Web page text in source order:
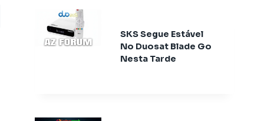
Athomics Inspire Qi Compact
Athomics Inspire Qi Lite
Athomics NomadsSKS Segue Estável
No Duosat Blade Go
Nesta Tarde